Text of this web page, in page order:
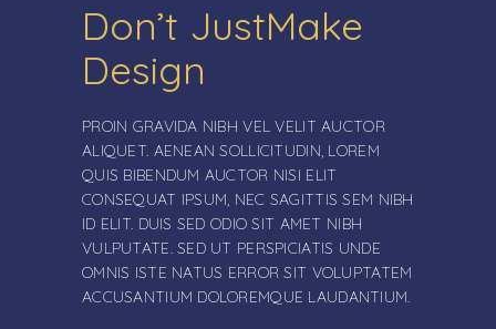
Don’t JustMake
Design
PROIN GRAVIDA NIBH VEL VELIT AUCTOR
ALIQUET. AENEAN SOLLICITUDIN, LOREM
QUIS BIBENDUM AUCTOR NISI ELIT
CONSEQUAT IPSUM, NEC SAGITTIS SEM NIBH
ID ELIT. DUIS SED ODIO SIT AMET NIBH
VULPUTATE. SED UT PERSPICIATIS UNDE
OMNIS ISTE NATUS ERROR SIT VOLUPTATEM
ACCUSANTIUM DOLOREMQUE LAUDANTIUM.